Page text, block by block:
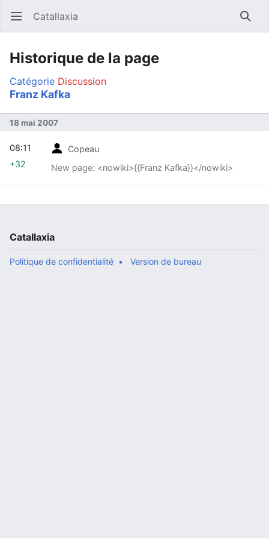
Ouvrir le menu principal Catallaxia
Historique de la page
Catégorie Discussion
Franz Kafka
18 mai 2007
Copeau
New page: <nowiki>{{Franz Kafka}}</nowiki>
08:11
+32
Catallaxia
Politique de confidentialité Version de bureau